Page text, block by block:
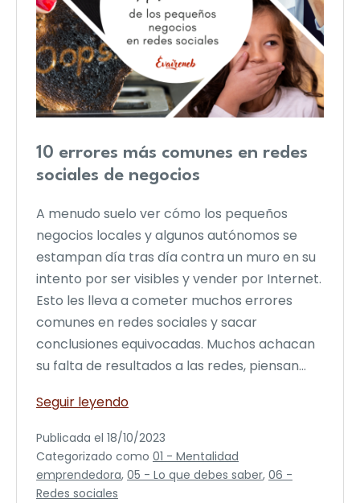
10 errores más comunes en redes
sociales de negocios
A menudo suelo ver cómo los pequeños
negocios locales y algunos autónomos se
estampan día tras día contra un muro en su
intento por ser visibles y vender por Internet.
Esto les lleva a cometer muchos errores
comunes en redes sociales y sacar
conclusiones equivocadas. Muchos achacan
su falta de resultados a las redes, piensan…
Seguir leyendo10
más
comunes
en
Publicada el 18/10/2023
Categorizado como 01 - Mentalidad
emprendedora, 05 - Lo que debes saber, 06 -
Redes sociales